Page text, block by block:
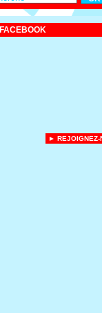
FACEBOOK
► REJOIGNEZ-